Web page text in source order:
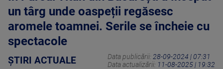
un târg unde oaspeții regăsesc
aromele toamnei. Serile se încheie cu
spectacole
ȘTIRI ACTUALE Data publicării: 28-09-2024 | 07:31
Data actualizării: 11-08-2025 | 19:32